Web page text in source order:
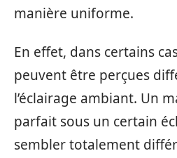
manière uniforme.
En effet, dans certains
peuvent être perçues
l’éclairage ambiant. Un
parfait sous un certain
sembler totalement